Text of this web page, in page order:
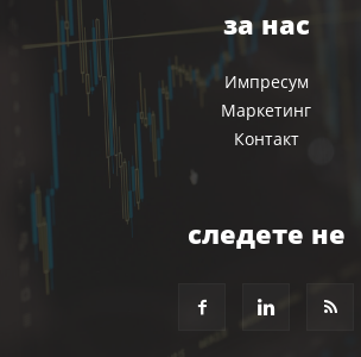
за нас
Импресум
Маркетинг
Контакт
следете не